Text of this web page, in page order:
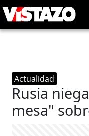
Actualidad
Rusia
mesa"